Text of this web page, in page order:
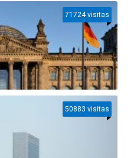
71724 visitas
50883 visitas